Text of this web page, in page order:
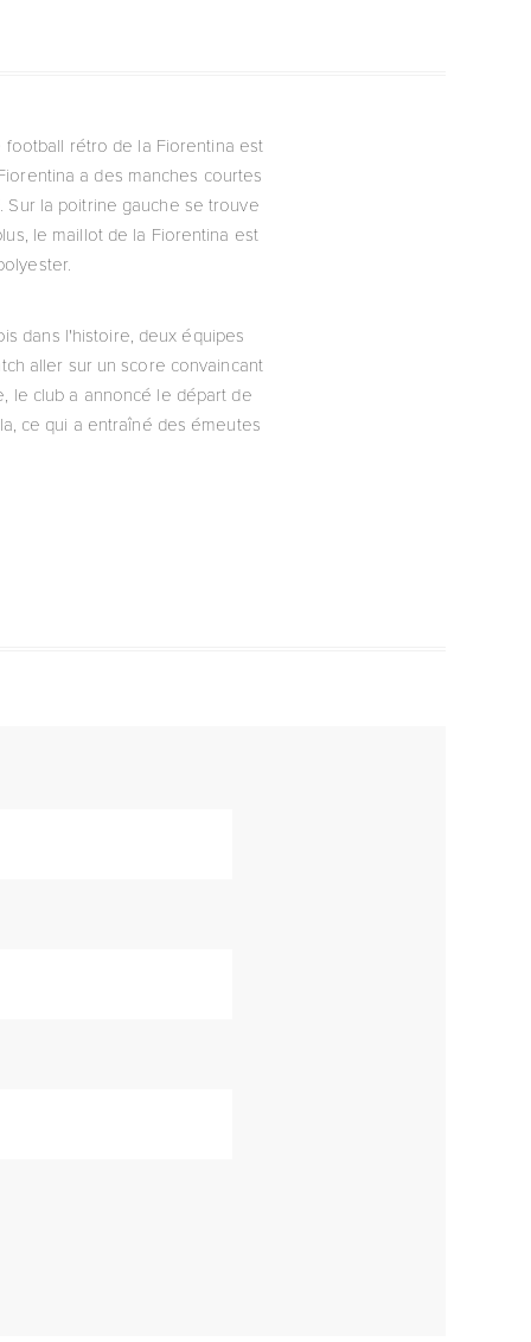
football rétro de la Fiorentina est
a des manches courtes
Sur la poitrine gauche se trouve
le maillot de la Fiorentina est
dans l'histoire, deux équipes
aller sur un score convaincant
le club a annoncé le départ de
ce qui a entraîné des émeutes